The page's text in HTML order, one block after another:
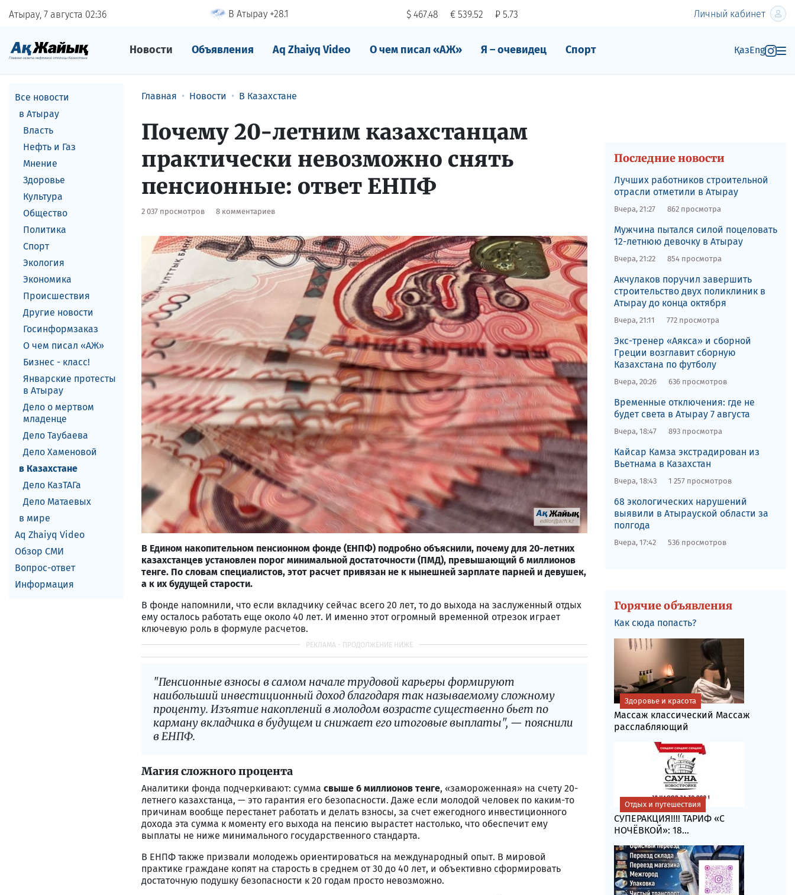
Атырау, 7 августа 02 36 В Атырау +28.1 $ 467.48 € 539.52 ₽ 5.73 Личный кабинет
Новости Объявления Aq Zhaiyq Video О чем писал «АЖ» Я – очевидец Спорт ҚазEng
Все новости
в Атырау
Власть
Нефть и Газ
Мнение
Здоровье
Культура
Общество
Политика
Спорт
Экология
Экономика
Происшествия
Другие новости
Госинформзаказ
О чем писал «АЖ»
Бизнес - класс!
Январские протесты
в Атырау
Дело о мертвом
младенце
Дело Таубаева
Дело Хаменовой
в Казахстане
Дело КазТАГа
Дело Матаевых
в мире
Aq Zhaiyq Video
Обзор СМИ
Вопрос-ответ
Информация
Главная Новости В Казахстане
Почему 20-летним казахстанцам
практически невозможно снять
пенсионные: ответ ЕНПФ
2 037 просмотров 8 комментариев
В Едином накопительном пенсионном фонде (ЕНПФ) подробно объяснили, почему для 20-летних
казахстанцев установлен порог минимальной достаточности (ПМД), превышающий 6 миллионов
тенге. По словам специалистов, этот расчет привязан не к нынешней зарплате парней и девушек,
а к их будущей старости.
В фонде напомнили, что если вкладчику сейчас всего 20 лет, то до выхода на заслуженный отдых
ему осталось работать еще около 40 лет. И именно этот огромный временной отрезок играет
ключевую роль в формуле расчетов.
"Пенсионные взносы в самом начале трудовой карьеры формируют
наибольший инвестиционный доход благодаря так называемому сложному
проценту. Изъятие накоплений в молодом возрасте существенно бьет по
карману вкладчика в будущем и снижает его итоговые выплаты", — пояснили
в ЕНПФ.
Магия сложного процента
Аналитики фонда подчеркивают: сумма свыше 6 миллионов тенге, «замороженная» на счету 20-
летнего казахстанца, — это гарантия его безопасности. Даже если молодой человек по каким-то
причинам вообще перестанет работать и делать взносы, за счет ежегодного инвестиционного
дохода эта сумма к моменту его выхода на пенсию вырастет настолько, что обеспечит ему
выплаты не ниже минимального государственного стандарта.
В ЕНПФ также призвали молодежь ориентироваться на международный опыт. В мировой
практике граждане копят на старость в среднем от 30 до 40 лет, и объективно сформировать
достаточную подушку безопасности к 20 годам просто невозможно.
Последние новости
Лучших работников строительной
отрасли отметили в Атырау
Вчера, 21:27 862 просмотра
Мужчина пытался силой поцеловать
12-летнюю девочку в Атырау
Вчера, 21:22 854 просмотра
Акчулаков поручил завершить
строительство двух поликлиник в
Атырау до конца октября
Вчера, 21:11 772 просмотра
Экс-тренер «Аякса» и сборной
Греции возглавит сборную
Казахстана по футболу
Вчера, 20:26 636 просмотров
Временные отключения: где не
будет света в Атырау 7 августа
Вчера, 18:47 893 просмотра
Кайсар Камза экстрадирован из
Вьетнама в Казахстан
Вчера, 18:43 1 257 просмотров
68 экологических нарушений
выявили в Атырауской области за
полгода
Вчера, 17:42 536 просмотров
Горячие объявления
Как сюда попасть?
Массаж классический Массаж
расслабляющий
Здоровье и красота
СУПЕРАКЦИЯ!!!! ТАРИФ «C
НОЧЁВКОЙ»: 18...
Отдых и путешествия